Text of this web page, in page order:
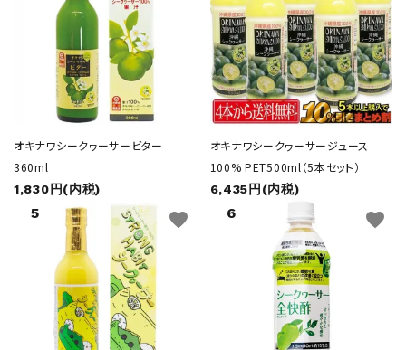
オキナワシークヮーサービター
360ml
1,830円(内税)
オキナワシークヮーサージュース
100% PET500ml（5本セット）
6,435円(内税)
favorite favorite